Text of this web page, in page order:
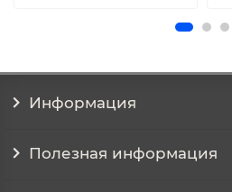
Информация
Полезная информация